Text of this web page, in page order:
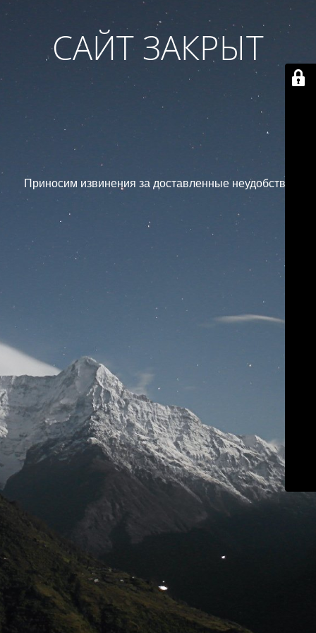
САЙТ ЗАКРЫТ
Приносим извинения за доставленные неудобства